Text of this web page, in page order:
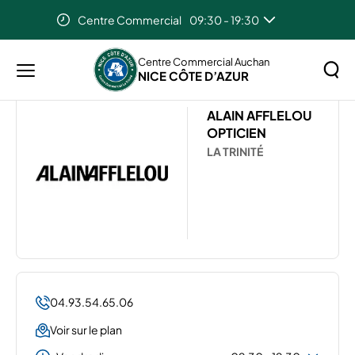
Centre Commercial 09:30 - 19:30
Menu
principal
Centre Commercial Auchan
NICE CÔTE D’AZUR
Les magasins de votre centre Auchan Nice Côte
ALAIN AFFLELOU
ALAIN AFFLELOU
OPTICIEN
LA TRINITÉ
04.93.54.65.06
Voir sur le plan